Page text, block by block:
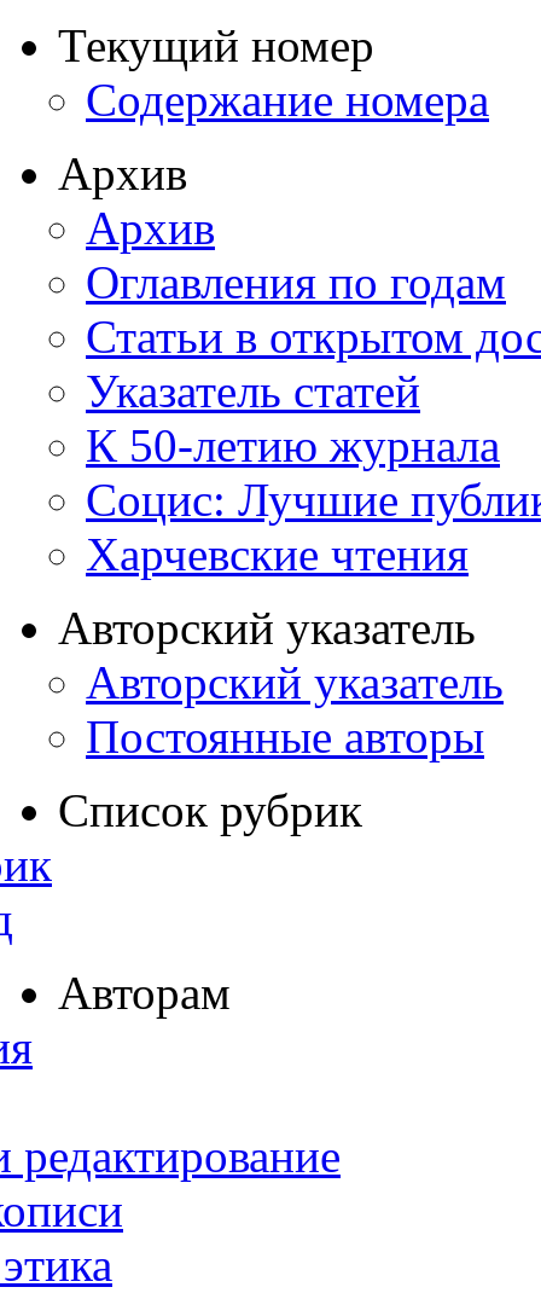
Текущий номер
Содержание номера
Архив
Архив
Оглавления по годам
Статьи в открытом
Указатель статей
К 50-летию журнала
Социс: Лучшие
Харчевские чтения
Авторский указатель
Авторский указатель
Постоянные авторы
Список рубрик
Авторам
редактирование